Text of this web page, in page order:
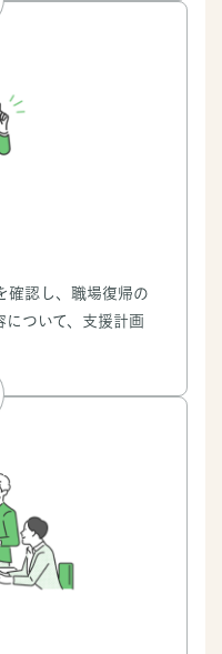
確認し、職場復帰の
ついて、支援計画